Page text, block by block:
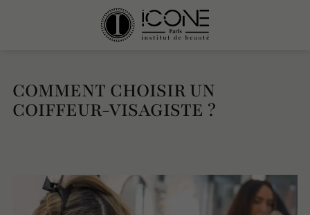
COMMENT CHOISIR UN
COIFFEUR-VISAGISTE ?